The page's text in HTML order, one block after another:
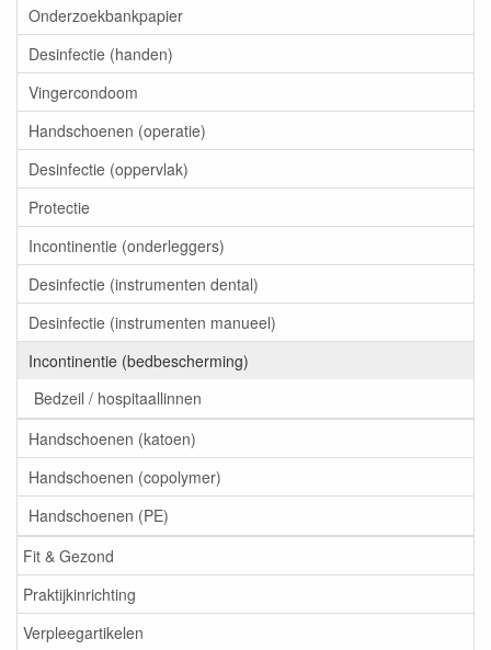
Onderzoekbankpapier
Desinfectie (handen)
Vingercondoom
Handschoenen (operatie)
Desinfectie (oppervlak)
Protectie
Incontinentie (onderleggers)
Desinfectie (instrumenten dental)
Desinfectie (instrumenten manueel)
Incontinentie (bedbescherming)
Bedzeil / hospitaallinnen
Handschoenen (katoen)
Handschoenen (copolymer)
Handschoenen (PE)
Fit & Gezond
Praktijkinrichting
Verpleegartikelen